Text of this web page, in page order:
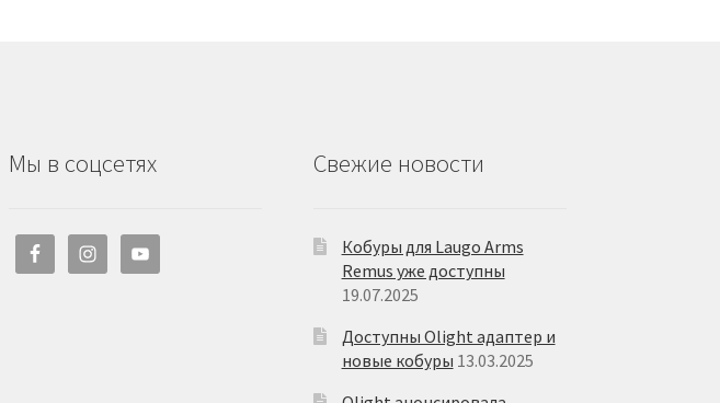
Мы в соцсетях Свежие новости
Кобуры для Laugo Arms
Remus уже доступны
19.07.2025
Доступны Olight адаптер и
новые кобуры 13.03.2025